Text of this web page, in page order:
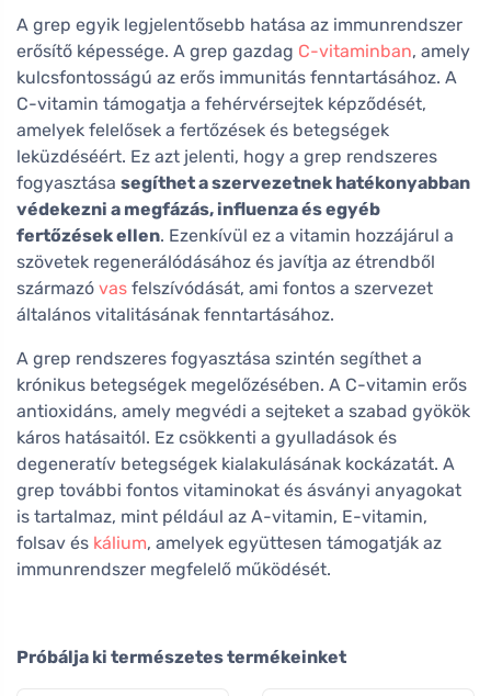
A grep egyik legjelentősebb hatása az immunrendszer
erősítő képessége. A grep gazdag C-vitaminban, amely
kulcsfontosságú az erős immunitás fenntartásához. A
C-vitamin támogatja a fehérvérsejtek képződését,
amelyek felelősek a fertőzések és betegségek
leküzdéséért. Ez azt jelenti, hogy a grep rendszeres
fogyasztása segíthet a szervezetnek hatékonyabban
védekezni a megfázás, influenza és egyéb
fertőzések ellen. Ezenkívül ez a vitamin hozzájárul a
szövetek regenerálódásához és javítja az étrendből
származó vas felszívódását, ami fontos a szervezet
általános vitalitásának fenntartásához.
A grep rendszeres fogyasztása szintén segíthet a
krónikus betegségek megelőzésében. A C-vitamin erős
antioxidáns, amely megvédi a sejteket a szabad gyökök
káros hatásaitól. Ez csökkenti a gyulladások és
degeneratív betegségek kialakulásának kockázatát. A
grep további fontos vitaminokat és ásványi anyagokat
is tartalmaz, mint például az A-vitamin, E-vitamin,
folsav és kálium, amelyek együttesen támogatják az
immunrendszer megfelelő működését.
Próbálja ki természetes termékeinket